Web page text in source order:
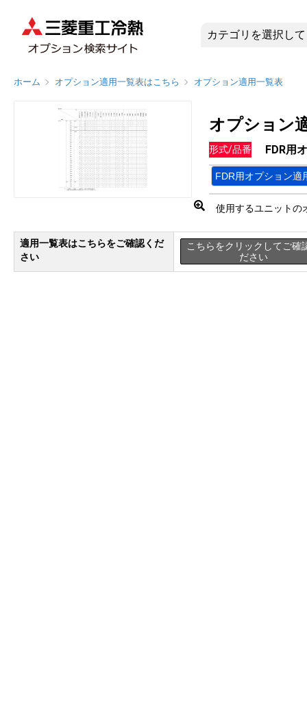
FDR用オ
ホーム オプション適用一覧表はこちら オプション適用一覧表
オプション
形式/品番 FDR用
FDR用オプション適
使用するユニットの
適用一覧表はこちらをご確認くだ
さい
こちらをクリックしてご確
ださい